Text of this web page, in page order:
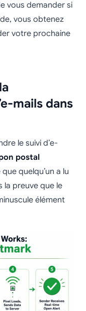
vous demander si
vous obtenez
votre prochaine
mails dans
le suivi d’e-
postal
quelqu’un a lu
la preuve que le
élément